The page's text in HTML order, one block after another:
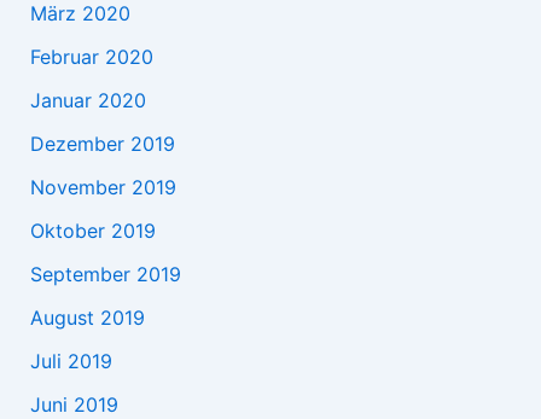
März 2020
Februar 2020
Januar 2020
Dezember 2019
November 2019
Oktober 2019
September 2019
August 2019
Juli 2019
Juni 2019